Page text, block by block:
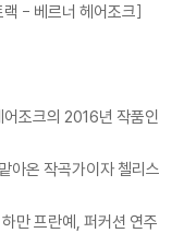
랙 - 베르너 헤어조크]
조크의 2016년 작품인
아온 작곡가이자 첼리스
만 프란예, 퍼커션 연주